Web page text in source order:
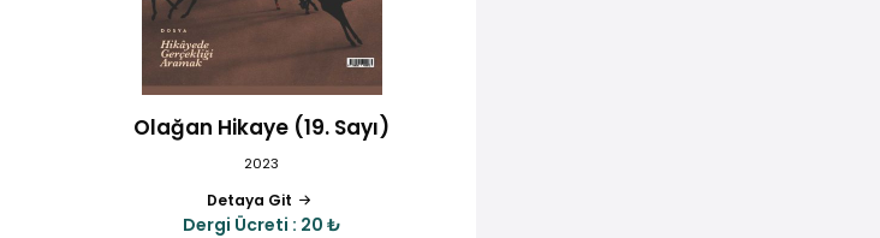
Olağan Hikaye (19. Sayı)
2023
Detaya Git
Dergi Ücreti : 20 ₺